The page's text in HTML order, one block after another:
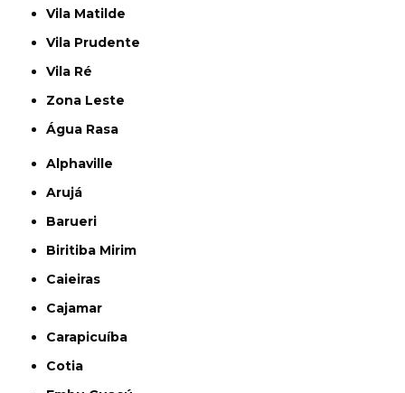
Vila Matilde
Vila Prudente
Vila Ré
Zona Leste
Água Rasa
Alphaville
Arujá
Barueri
Biritiba Mirim
Caieiras
Cajamar
Carapicuíba
Cotia